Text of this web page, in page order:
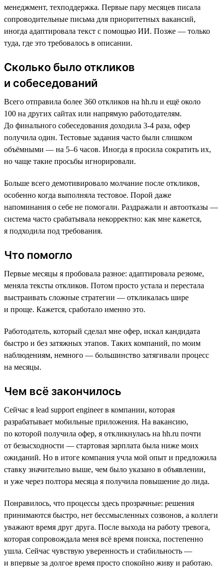
менеджмент, техподдержка. Первые пару месяцев писала
сопроводительные письма для приоритетных вакансий,
иногда адаптировала текст с помощью ИИ. Позже — только
туда, где это требовалось в описании.
Сколько было откликов
и собеседований
Всего отправила более 360 откликов на hh.ru и ещё около
100 на других сайтах или напрямую работодателям.
До финального собеседования доходила 3-4 раза, офер
получила один. Тестовые задания часто были слишком
объёмными — на 5–6 часов. Иногда я просила сократить их,
но чаще такие просьбы игнорировали.
Больше всего демотивировало молчание после откликов,
особенно когда выполняла тестовое. Порой даже
напоминания о себе не помогали. Раздражали и автоотказы —
система часто срабатывала некорректно: как мне кажется,
я подходила под требования.
Что помогло
Первые месяцы я пробовала разное: адаптировала резюме,
меняла тексты откликов. Потом просто устала и перестала
выстраивать сложные стратегии — откликалась шире
и проще. Кажется, сработало именно это.
Работодатель, который сделал мне офер, искал кандидата
быстро и без затяжных этапов. Таких компаний, по моим
наблюдениям, немного — большинство затягивали процесс
на месяцы.
Чем всё закончилось
Сейчас я lead support engineer в компании, которая
разрабатывает мобильные приложения. На вакансию,
по которой получила офер, я откликнулась на hh.ru почти
от безысходности — стартовая зарплата была ниже моих
ожиданий. Но в итоге компания учла мой опыт и предложила
ставку значительно выше, чем было указано в объявлении,
и уже через полтора месяца я получила повышение до лида.
Понравилось, что процессы здесь прозрачные: решения
принимаются быстро, нет бессмысленных созвонов, а коллеги
уважают время друг друга. После выхода на работу тревога,
которая сопровождала меня всё время поиска, постепенно
ушла. Сейчас чувствую уверенность и стабильность —
и впервые за долгое время просто спокойно живу и работаю.